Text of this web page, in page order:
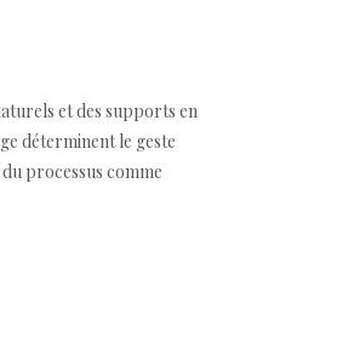
et des supports en
déterminent le geste
processus comme